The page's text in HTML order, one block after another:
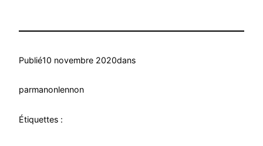
Publié10 novembre 2020dans
parmanonlennon
Étiquettes :